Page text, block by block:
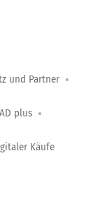
und Partner
plus
Käufe